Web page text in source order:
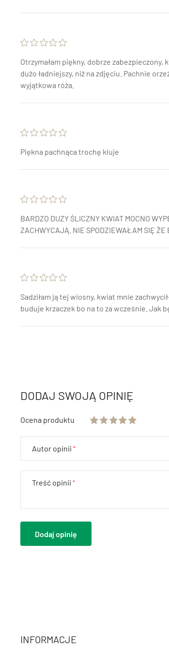
Otrzymałam piękny, dobrze
dużo ładniejszy, niż na zdjęciu. Pachnie
wyjątkowa róża.
Piękna pachnąca trochę kluje
BARDZO DUZY ŚLICZNY KWIAT MOCNO
ZACHWYCAJĄ. NIE SPODZIEWAŁAM SIĘ
Sadziłam ją tej wiosny, kwiat mnie
buduje krzaczek bo na to za wcześnie. Jak
DODAJ SWOJĄ OPINIĘ
Ocena produktu
Autor opinii
Treść opinii
Dodaj opinię
INFORMACJE